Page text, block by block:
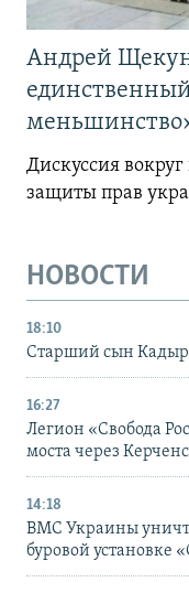
Андрей
Дискуссия
защиты прав
НОВОСТИ
18:10
Старший сын
16:27
Легион «Свобода
моста через
14:18
ВМС Украины
буровой установке